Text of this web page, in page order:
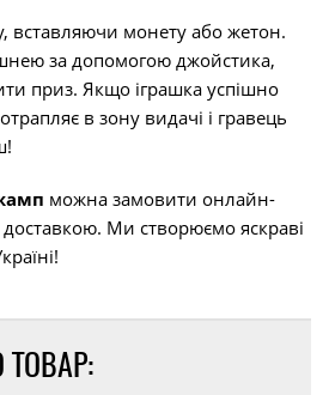
вставляючи монету або жетон.
за допомогою джойстика,
приз. Якщо іграшка успішно
в зону видачі і гравець
можна замовити онлайн-
Ми створюємо яскраві
ТОВАР: